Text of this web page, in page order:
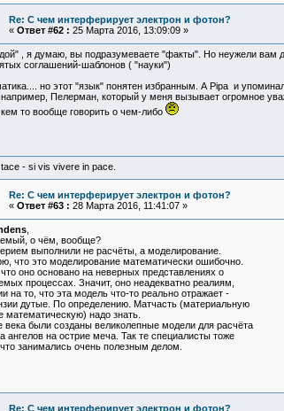
Re: С чем интерферирует электрон и фотон?
« Ответ #62 : 25 Марта 2016, 13:09:09 »
, я думаю, вы подразумеваете "факты". Но неужели вам
соглашений-шаблонов ( "науки")
но этот "язык" понятен избранным. А Pipa и
Пелерман, который у меня вызывает огромное
то вообще говорить о чем-либо
- si vis vivere in pace.
Re: С чем интерферирует электрон и фотон?
« Ответ #63 : 28 Марта 2016, 11:41:07 »
,
о чём, вообще?
выполнили не расчёты, а моделирование.
что это моделирование математически ошибочно.
оно основано на неверных представлениях о
процессах. Значит, оно неадекватно реалиям,
на то, что эта модель что-то реально отражает -
дутые. По определению. Матчасть (материальную
математическую) надо знать.
века были созданы великолепные модели для расчёта
ангелов на острие меча. Так те специалисты тоже
занимались очень полезным делом.
Re: С чем интерферирует электрон и фотон?